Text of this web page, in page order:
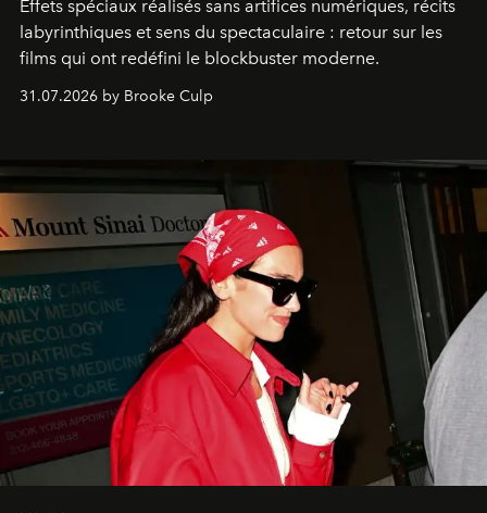
Effets spéciaux réalisés sans artifices numériques, récits
labyrinthiques et sens du spectaculaire : retour sur les
films qui ont redéfini le blockbuster moderne.
31.07.2026 by Brooke Culp